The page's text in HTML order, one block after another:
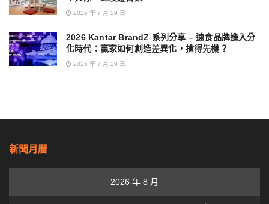
2026 年 7 月 29 日
2026 Kantar BrandZ 系列分享 – 速食品牌進入分
化時代：贏家如何創造差異化，搶得先機？
2026 年 7 月 29 日
新聞月曆
2026 年 8 月